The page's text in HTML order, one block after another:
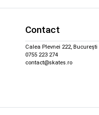
Contact
Calea Plevnei 222, București
0755 223 274
contact@skates.ro